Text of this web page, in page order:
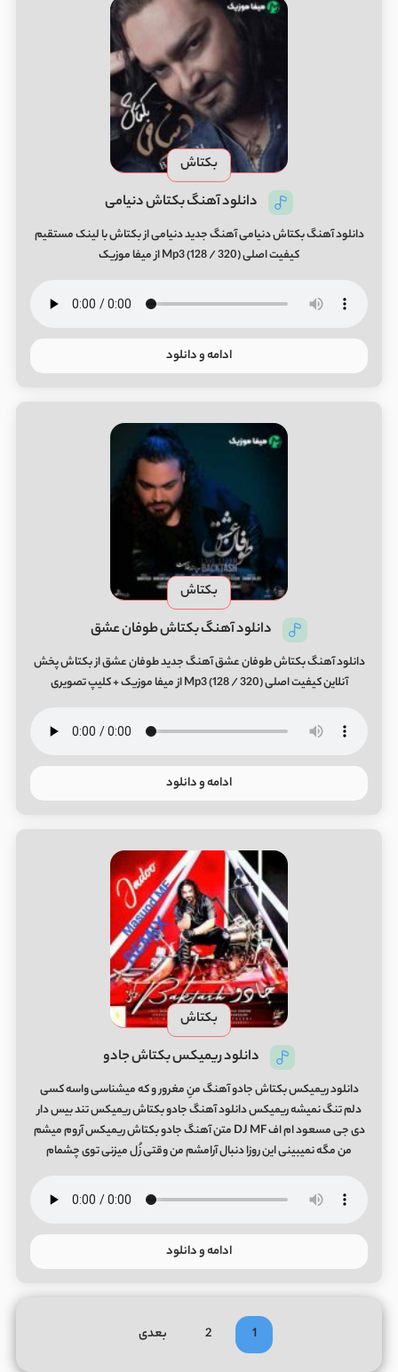
بکتاش
دانلود آهنگ بکتاش دنیامی
دانلود آهنگ بکتاش دنیامی آهنگ جدید دنیامی از بکتاش با لینک مستقیم
کیفیت اصلی (320 / 128) Mp3 از میفا موزیک
ادامه و دانلود
بکتاش
دانلود آهنگ بکتاش طوفان عشق
دانلود آهنگ بکتاش طوفان عشق آهنگ جدید طوفان عشق از بکتاش پخش
آنلاین کیفیت اصلی (320 / 128) Mp3 از میفا موزیک + کلیپ تصویری
ادامه و دانلود
بکتاش
دانلود ریمیکس بکتاش جادو
دانلود ریمیکس بکتاش جادو آهنگ منِ مغرور و که میشناسی واسه کسی
دلم تنگ نمیشه ریمیکس دانلود آهنگ جادو بکتاش ریمیکس تند بیس دار
دی جی مسعود ام اف DJ MF متن آهنگ جادو بکتاش ریمیکس آروم میشم
من مگه نمیبینی این روزا دنبال آرامشم من وقتی زُل میزنی توی چشمام
ادامه و دانلود
1
2 بعدی